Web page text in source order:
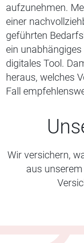
aufzunehmen.
einer
geführten
ein
digitales Tool.
heraus, welches
Fall
Wir versichern,
aus